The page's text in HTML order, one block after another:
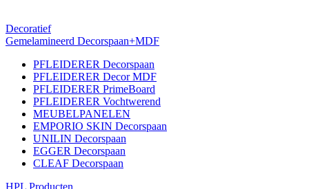
Decoratief
Gemelamineerd Decorspaan+MDF
PFLEIDERER Decorspaan
PFLEIDERER Decor MDF
PFLEIDERER PrimeBoard
PFLEIDERER Vochtwerend
MEUBELPANELEN
EMPORIO SKIN Decorspaan
UNILIN Decorspaan
EGGER Decorspaan
CLEAF Decorspaan
HPL Producten